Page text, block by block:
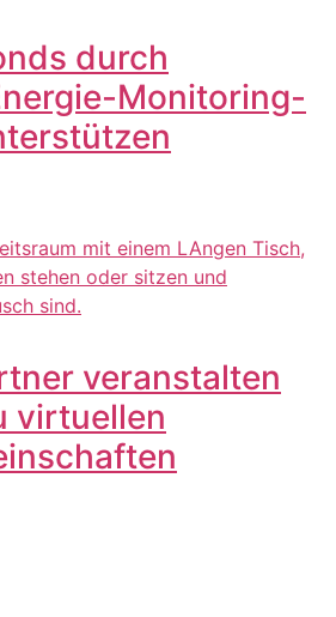
durch
Monitoring-
veranstalten
virtuellen